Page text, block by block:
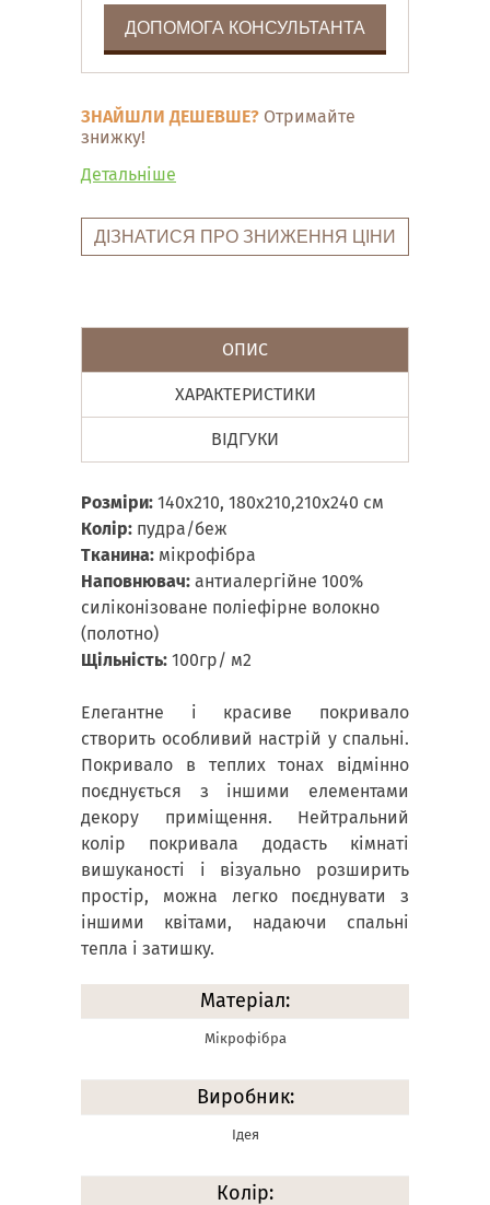
ДОПОМОГА КОНСУЛЬТАНТА
ЗНАЙШЛИ ДЕШЕВШЕ? Отримайте
знижку!
Детальніше
ДІЗНАТИСЯ ПРО ЗНИЖЕННЯ ЦІНИ
ОПИС
ХАРАКТЕРИСТИКИ
ВІДГУКИ
Розміри: 140х210, 180х210,210х240 см
Колір: пудра/беж
Тканина: мікрофібра
Наповнювач: антиалергійне 100%
силіконізоване поліефірне волокно
(полотно)
Щільність: 100гр/ м2
Елегантне і красиве покривало
створить особливий настрій у спальні.
Покривало в теплих тонах відмінно
поєднується з іншими елементами
декору приміщення. Нейтральний
колір покривала додасть кімнаті
вишуканості і візуально розширить
простір, можна легко поєднувати з
іншими квітами, надаючи спальні
тепла і затишку.
Матеріал:
Мікрофібра
Виробник:
Ідея
Колір: